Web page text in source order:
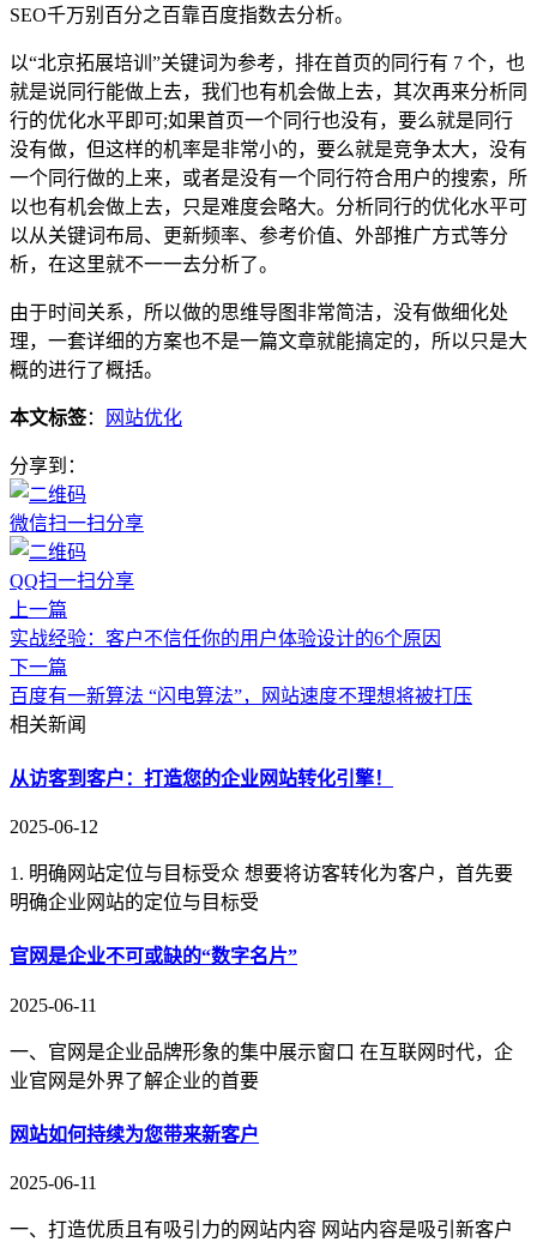
SEO千万别百分之百靠百度指数去分析。
以“北京拓展培训”关键词为参考，排在首页的同行有 7 个，也
就是说同行能做上去，我们也有机会做上去，其次再来分析同
行的优化水平即可;如果首页一个同行也没有，要么就是同行
没有做，但这样的机率是非常小的，要么就是竞争太大，没有
一个同行做的上来，或者是没有一个同行符合用户的搜索，所
以也有机会做上去，只是难度会略大。分析同行的优化水平可
以从关键词布局、更新频率、参考价值、外部推广方式等分
析，在这里就不一一去分析了。
由于时间关系，所以做的思维导图非常简洁，没有做细化处
理，一套详细的方案也不是一篇文章就能搞定的，所以只是大
概的进行了概括。
本文标签： 网站优化
分享到：
微信扫一扫分享
QQ扫一扫分享
上一篇
实战经验：客户不信任你的用户体验设计的6个原因
下一篇
百度有一新算法 “闪电算法”，网站速度不理想将被打压
相关新闻
从访客到客户：打造您的企业网站转化引擎！
2025-06-12
1. 明确网站定位与目标受众 想要将访客转化为客户，首先要
明确企业网站的定位与目标受
官网是企业不可或缺的“数字名片”
2025-06-11
一、官网是企业品牌形象的集中展示窗口 在互联网时代，企
业官网是外界了解企业的首要
网站如何持续为您带来新客户
2025-06-11
一、打造优质且有吸引力的网站内容 网站内容是吸引新客户